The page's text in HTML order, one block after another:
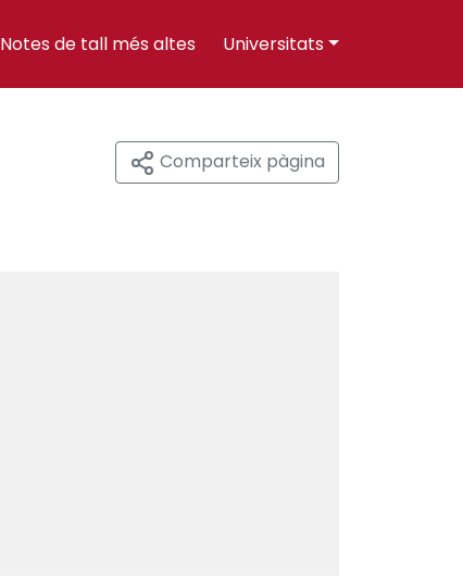
Notes de tall més altes Universitats
Comparteix pàgina